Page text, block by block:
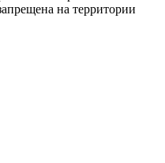
на территории